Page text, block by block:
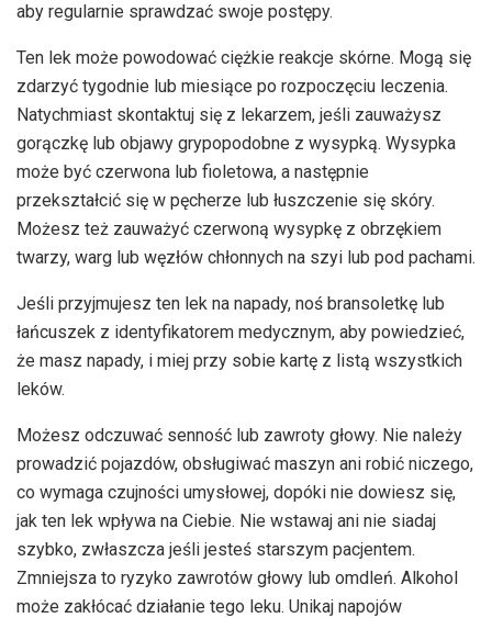
aby regularnie sprawdzać swoje postępy.
Ten lek może powodować ciężkie reakcje skórne. Mogą się
zdarzyć tygodnie lub miesiące po rozpoczęciu leczenia.
Natychmiast skontaktuj się z lekarzem, jeśli zauważysz
gorączkę lub objawy grypopodobne z wysypką. Wysypka
może być czerwona lub fioletowa, a następnie
przekształcić się w pęcherze lub łuszczenie się skóry.
Możesz też zauważyć czerwoną wysypkę z obrzękiem
twarzy, warg lub węzłów chłonnych na szyi lub pod pachami.
Jeśli przyjmujesz ten lek na napady, noś bransoletkę lub
łańcuszek z identyfikatorem medycznym, aby powiedzieć,
że masz napady, i miej przy sobie kartę z listą wszystkich
leków.
Możesz odczuwać senność lub zawroty głowy. Nie należy
prowadzić pojazdów, obsługiwać maszyn ani robić niczego,
co wymaga czujności umysłowej, dopóki nie dowiesz się,
jak ten lek wpływa na Ciebie. Nie wstawaj ani nie siadaj
szybko, zwłaszcza jeśli jesteś starszym pacjentem.
Zmniejsza to ryzyko zawrotów głowy lub omdleń. Alkohol
może zakłócać działanie tego leku. Unikaj napojów